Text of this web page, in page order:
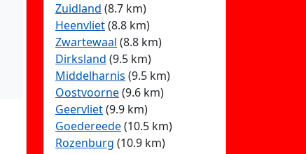
Zuidland (8.7 km)
Heenvliet(8.8 km)
Zwartewaal (8.8 km)
Dirksland (9.5 km)
Middelharnis (9.5 km)
Oostvoorne(9.6 km)
Geervliet(9.9 km)
Goedereede(10.5 km)
Rozenburg (10.9 km)